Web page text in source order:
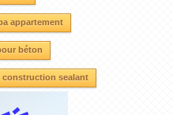
appartement
béton
construction sealant